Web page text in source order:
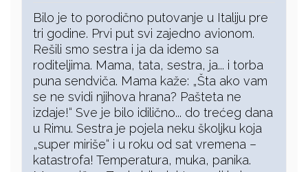
Bilo je to porodično putovanje u Italiju pre
tri godine. Prvi put svi zajedno avionom.
Rešili smo sestra i ja da idemo sa
roditeljima. Mama, tata, sestra, ja... i torba
puna sendviča. Mama kaže: „Šta ako vam
se ne svidi njihova hrana? Pašteta ne
izdaje!“ Sve je bilo idilično... do trećeg dana
u Rimu. Sestra je pojela neku školjku koja
„super miriše“ i u roku od sat vremena –
katastrofa! Temperatura, muka, panika.